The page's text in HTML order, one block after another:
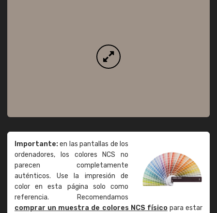
Importante:en las pantallas de los
ordenadores, los colores NCS no
parecen completamente
auténticos. Use la impresión de
color en esta página solo como
referencia. Recomendamos
comprar un muestra de colores NCS físicopara estar